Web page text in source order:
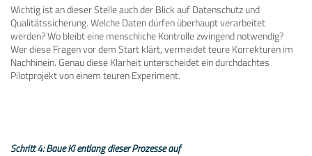
Wichtig ist an dieser Stelle auch der Blick auf Datenschutz und
Qualitätssicherung. Welche Daten dürfen überhaupt verarbeitet
werden? Wo bleibt eine menschliche Kontrolle zwingend notwendig?
Wer diese Fragen vor dem Start klärt, vermeidet teure Korrekturen im
Nachhinein. Genau diese Klarheit unterscheidet ein durchdachtes
Pilotprojekt von einem teuren Experiment.
Schritt 4: Baue KI entlang dieser Prozesse auf